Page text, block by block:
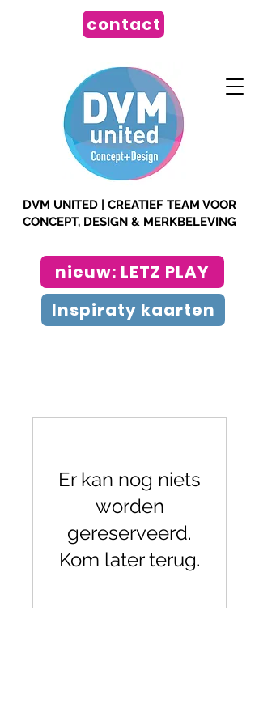
DVM UNITED | CREATIEF TEAM VOOR
CONCEPT, DESIGN & MERKBELEVING
contact
nieuw: LETZ PLAY
Inspiraty kaarten
Er kan nog niets
worden
gereserveerd.
Kom later terug.